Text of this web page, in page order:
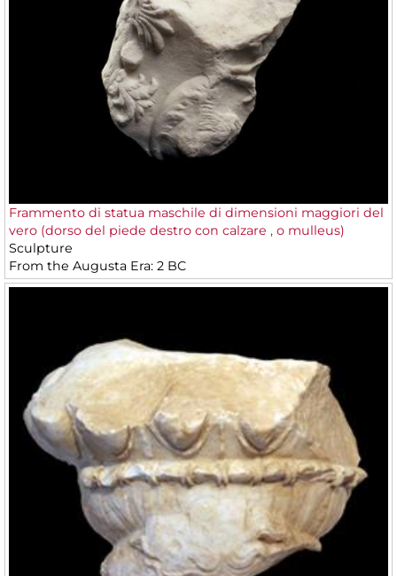
Frammento di statua maschile di dimensioni maggiori del
vero (dorso del piede destro con calzare , o mulleus)
Sculpture
From the Augusta Era: 2 BC